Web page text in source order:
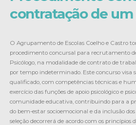
contratação de
O Agrupamento de Escolas Coelho e Castro
procedimento concursal para recrutamento
Psicólogo, na modalidade de contrato de
por tempo indeterminado. Este concurso visa
qualificado, com competências técnicas e
exercício das funções de apoio psicológico e
comunidade educativa, contribuindo para a
do bem-estar socioemocional e da inclusão
seleção decorrerá de acordo com os princípios